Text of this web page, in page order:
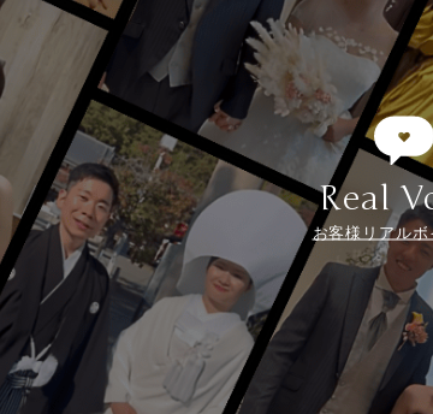
Real
お客様リアルボ